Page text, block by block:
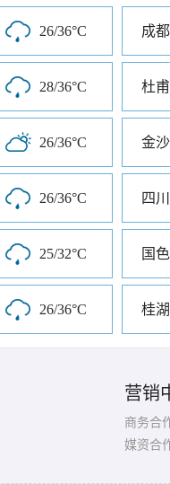
26/36°C
28/36°C 杜
26/36°C 金
26/36°C 四
25/32°C 国
26/36°C 桂
营销
商务合
媒资合